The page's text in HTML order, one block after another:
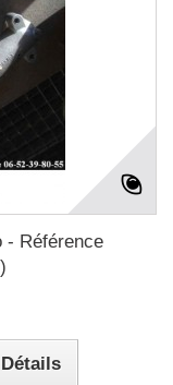
- Référence
Détails